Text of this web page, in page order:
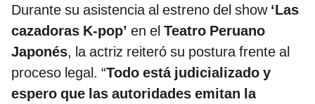
Durante su asistencia al estreno del show ‘Las
cazadoras K-pop’ en el Teatro Peruano
Japonés, la actriz reiteró su postura frente al
proceso legal. “Todo está judicializado y
espero que las autoridades emitan la